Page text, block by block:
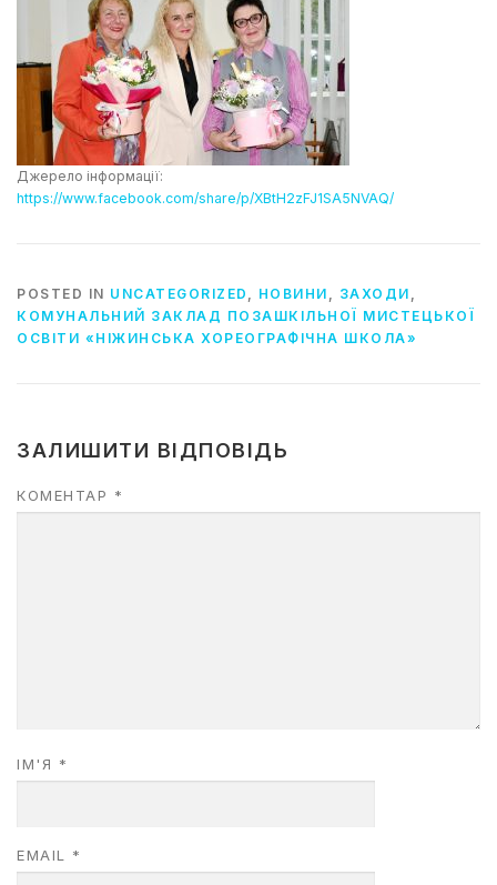
Джерело інформації:
https://www.facebook.com/share/p/XBtH2zFJ1SA5NVAQ/
POSTED IN UNCATEGORIZED , НОВИНИ , ЗАХОДИ ,
КОМУНАЛЬНИЙ ЗАКЛАД ПОЗАШКІЛЬНОЇ МИСТЕЦЬКОЇ
ОСВІТИ «НІЖИНСЬКА ХОРЕОГРАФІЧНА ШКОЛА»
ЗАЛИШИТИ ВІДПОВІДЬ
КОМЕНТАР *
ІМ'Я *
EMAIL *